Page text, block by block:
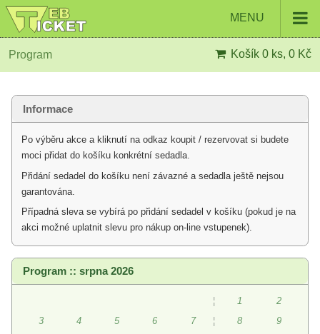
MENU
Program Košík 0 ks, 0 Kč
Informace
Po výběru akce a kliknutí na odkaz koupit / rezervovat si budete
moci přidat do košíku konkrétní sedadla.
Přidání sedadel do košíku není závazné a sedadla ještě nejsou
garantována.
Případná sleva se vybírá po přidání sedadel v košíku (pokud je na
akci možné uplatnit slevu pro nákup on-line vstupenek).
Program :: srpna 2026
¦ 1
2
3
4 5 6 7 ¦ 8
9